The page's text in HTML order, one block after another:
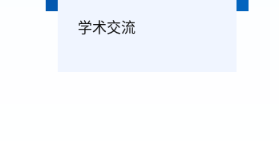
学术交流